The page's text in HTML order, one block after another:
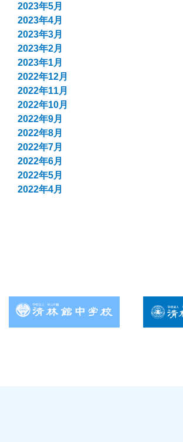
2023年5月
2023年4月
2023年3月
2023年2月
2023年1月
2022年12月
2022年11月
2022年10月
2022年9月
2022年8月
2022年7月
2022年6月
2022年5月
2022年4月